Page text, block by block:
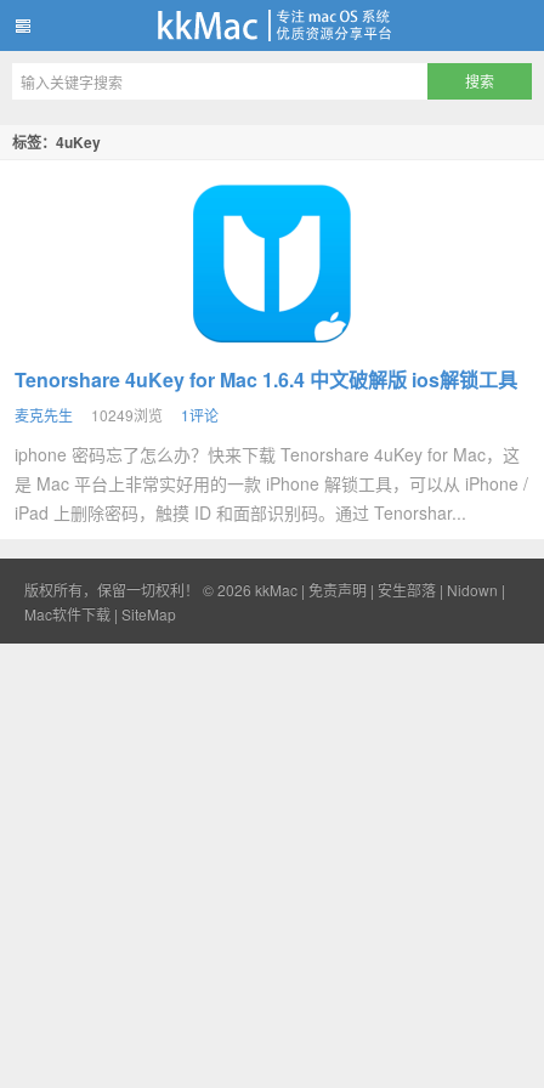
kkMac
标签：4uKey
Tenorshare 4uKey for Mac 1.6.4 中文破解版 ios解锁工具
麦克先生 10249浏览 1评论
iphone 密码忘了怎么办？快来下载 Tenorshare 4uKey for Mac，这
是 Mac 平台上非常实好用的一款 iPhone 解锁工具，可以从 iPhone /
iPad 上删除密码，触摸 ID 和面部识别码。通过 Tenorshar...
版权所有，保留一切权利！ © 2026 kkMac | 免责声明 | 安生部落 | Nidown |
Mac软件下载 | SiteMap